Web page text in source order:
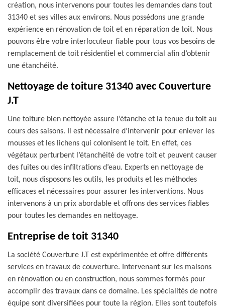
création, nous intervenons pour toutes les demandes dans tout
31340 et ses villes aux environs. Nous possédons une grande
expérience en rénovation de toit et en réparation de toit. Nous
pouvons être votre interlocuteur fiable pour tous vos besoins de
remplacement de toit résidentiel et commercial afin d’obtenir
une étanchéité.
Nettoyage de toiture 31340 avec Couverture
J.T
Une toiture bien nettoyée assure l’étanche et la tenue du toit au
cours des saisons. Il est nécessaire d’intervenir pour enlever les
mousses et les lichens qui colonisent le toit. En effet, ces
végétaux perturbent l’étanchéité de votre toit et peuvent causer
des fuites ou des infiltrations d’eau. Experts en nettoyage de
toit, nous disposons les outils, les produits et les méthodes
efficaces et nécessaires pour assurer les interventions. Nous
intervenons à un prix abordable et offrons des services fiables
pour toutes les demandes en nettoyage.
Entreprise de toit 31340
La société Couverture J.T est expérimentée et offre différents
services en travaux de couverture. Intervenant sur les maisons
en rénovation ou en construction, nous sommes formés pour
accomplir des travaux dans ce domaine. Les spécialités de notre
équipe sont diversifiées pour toute la région. Elles sont toutefois